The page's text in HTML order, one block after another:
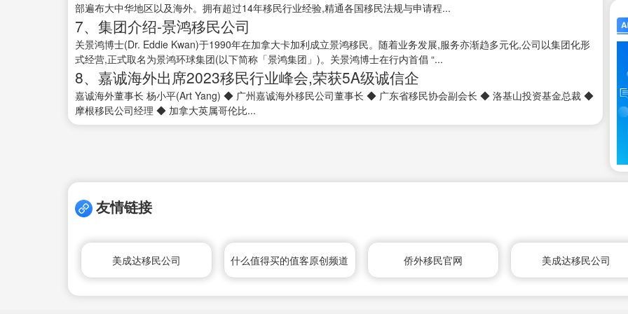
部遍布大中华地区以及海外。拥有超过14年移民行业经验,精通各国移民法规与申请程...
7、集团介绍-景鸿移民公司
关景鸿博士(Dr. Eddie Kwan)于1990年在加拿大卡加利成立景鸿移民。随着业务发展,服务亦渐趋多元化,公司以集团化形
式经营,正式取名为景鸿环球集团(以下简称「景鸿集团」)。关景鸿博士在行内首倡 “...
8、嘉诚海外出席2023移民行业峰会,荣获5A级诚信企
嘉诚海外董事长 杨小平(Art Yang) ◆ 广州嘉诚海外移民公司董事长 ◆ 广东省移民协会副会长 ◆ 洛基山投资基金总裁 ◆
摩根移民公司经理 ◆ 加拿大英属哥伦比...
友情链接
美成达移民公司 什么值得买的值客原创频道 侨外移民官网 美成达移民公司